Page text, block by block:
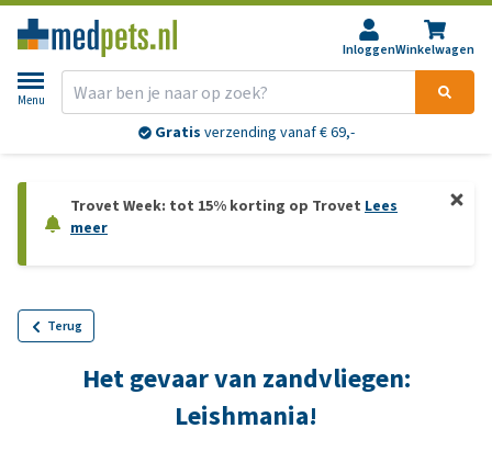
InloggenWinkelwagen
Menu
Gratis verzending vanaf € 69,-
Trovet Week: tot 15% korting op Trovet Lees
meer
Terug
Het gevaar van zandvliegen:
Leishmania!